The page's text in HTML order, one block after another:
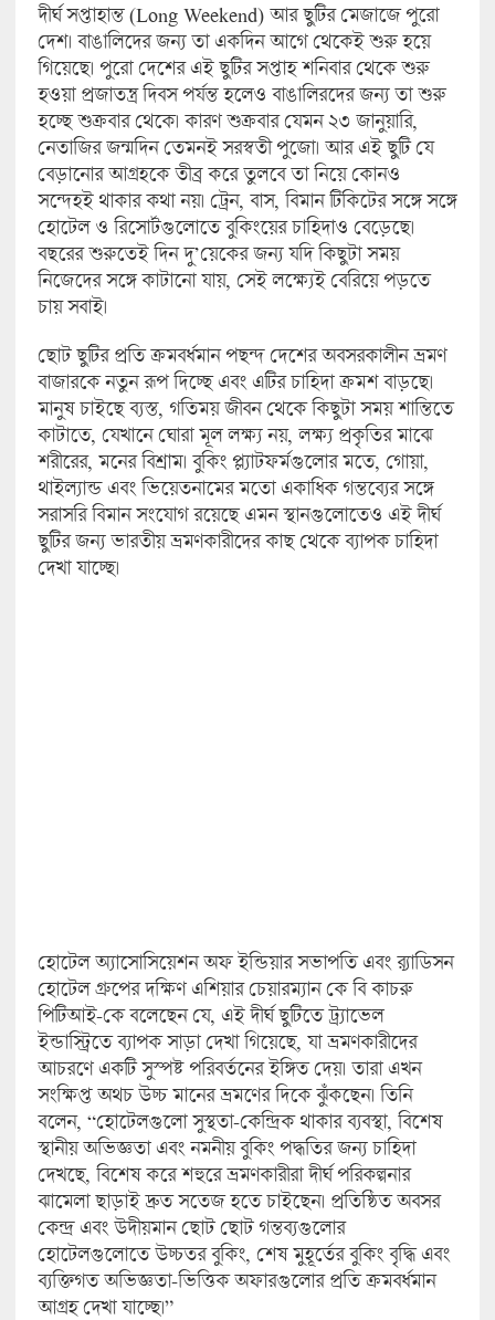
দীর্ঘ সপ্তাহান্ত (Long Weekend) আর ছুটির মেজাজে পুরো
দেশ। বাঙালিদের জন্য তা একদিন আগে থেকেই শুরু হয়ে
গিয়েছে। পুরো দেশের এই ছুটির সপ্তাহ শনিবার থেকে শুরু
হওয়া প্রজাতন্ত্র দিবস পর্যন্ত হলেও বাঙালিরদের জন্য তা শুরু
হচ্ছে শুক্রবার থেকে। কারণ শুক্রবার যেম‌ন ২৩ জানুয়ারি,
নেতাজির জন্মদিন তেমনই সরস্বতী পুজো। আর এই ছুটি যে
বেড়ানোর আগ্রহকে তীব্র করে তুলবে তা নিয়ে কোনও
সন্দেহই থাকার কথা নয়। ট্রেন, বাস, বিমান টিকিটের সঙ্গে সঙ্গে
হোটেল ও রিসোর্টগুলোতে বুকিংয়ের চাহিদাও বেড়েছে।
বছরের শুরুতেই দিন দু’য়েকের জন্য যদি কিছুটা সময়
নিজেদের সঙ্গে কাটানো যায়, সেই লক্ষ্যেই বেরিয়ে পড়তে
চায় সবাই।
ছোট ছুটির প্রতি ক্রমবর্ধমান পছন্দ দেশের অবসরকালীন ভ্রমণ
বাজারকে নতুন রূপ দিচ্ছে এবং এটির চাহিদা ক্রমশ বাড়ছে।
মানুষ চাইছে ব্যস্ত, গতিময় জীবন থেকে কিছুটা সময় শান্তিতে
কাটাতে, যেখানে ঘোরা মূল লক্ষ্য নয়, লক্ষ্য প্রকৃতির মাঝে
শরীরের, মনের বিশ্রাম। বুকিং প্ল্যাটফর্মগুলোর মতে, গোয়া,
থাইল্যান্ড এবং ভিয়েতনামের মতো একাধিক গন্তব্যের সঙ্গে
সরাসরি বিমান সংযোগ রয়েছে এমন স্থানগুলোতেও এই দীর্ঘ
ছুটির জন্য ভারতীয় ভ্রমণকারীদের কাছ থেকে ব্যাপক চাহিদা
দেখা যাচ্ছে।
হোটেল অ্যাসোসিয়েশন অফ ইন্ডিয়ার সভাপতি এবং র‍্যাডিসন
হোটেল গ্রুপের দক্ষিণ এশিয়ার চেয়ারম্যান কে বি কাচরু
পিটিআই-কে বলেছেন যে, এই দীর্ঘ ছুটিতে ট্র্যাভেল
ইন্ডাস্ট্রিতে ব্যাপক সাড়া দেখা গিয়েছে, যা ভ্রমণকারীদের
আচরণে একটি সুস্পষ্ট পরিবর্তনের ইঙ্গিত দেয়। তারা এখন
সংক্ষিপ্ত অথচ উচ্চ মানের ভ্রমণের দিকে ঝুঁকছেন। তিনি
বলেন, “হোটেলগুলো সুস্থতা-কেন্দ্রিক থাকার ব্যবস্থা, বিশেষ
স্থানীয় অভিজ্ঞতা এবং নমনীয় বুকিং পদ্ধতির জন্য চাহিদা
দেখছে, বিশেষ করে শহুরে ভ্রমণকারীরা দীর্ঘ পরিকল্পনার
ঝামেলা ছাড়াই দ্রুত সতেজ হতে চাইছেন। প্রতিষ্ঠিত অবসর
কেন্দ্র এবং উদীয়মান ছোট ছোট গন্তব্যগুলোর
হোটেলগুলোতে উচ্চতর বুকিং, শেষ মুহূর্তের বুকিং বৃদ্ধি এবং
ব্যক্তিগত অভিজ্ঞতা-ভিত্তিক অফারগুলোর প্রতি ক্রমবর্ধমান
আগ্রহ দেখা যাচ্ছে।”